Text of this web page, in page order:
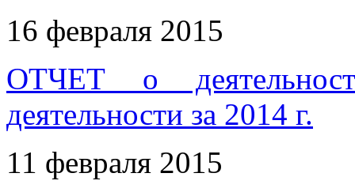
16 февраля 2015
ОТЧЕТ о
деятельности за 2014 г.
11 февраля 2015